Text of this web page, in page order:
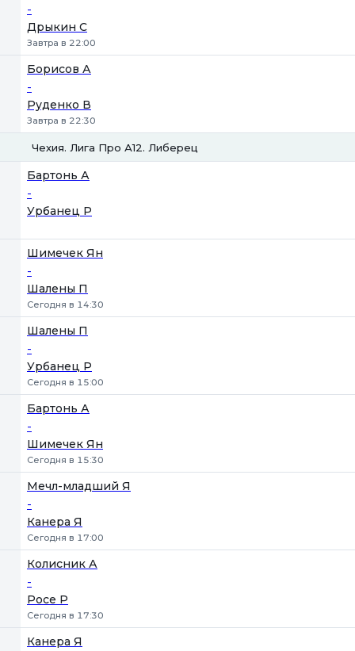
-
Дрыкин С
Завтра в 22:00
Борисов А
-
Руденко В
Завтра в 22:30
Чехия. Лига Про А12. Либерец
Бартонь А
-
Урбанец Р
Шимечек Ян
-
Шалены П
Сегодня в 14:30
Шалены П
-
Урбанец Р
Сегодня в 15:00
Бартонь А
-
Шимечек Ян
Сегодня в 15:30
Мечл-младший Я
-
Канера Я
Сегодня в 17:00
Колисник А
-
Росе Р
Сегодня в 17:30
Канера Я